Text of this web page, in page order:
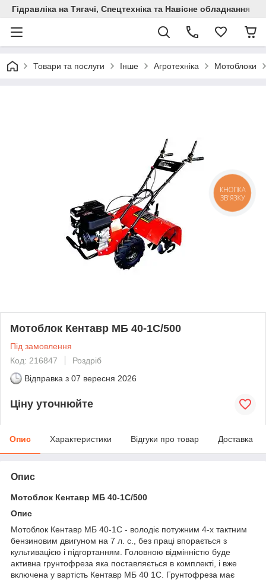
Гідравліка на Тягачі, Спецтехніка та Навісне обладнання
Товари та послуги Інше Агротехніка Мотоблоки
Мотоблок Кентавр МБ 40-1С/500
Під замовлення
Код: 216847
Роздріб
Відправка з 07 вересня 2026
Ціну уточнюйте
Опис Характеристики Відгуки про товар Доставка
Опис
Мотоблок Кентавр МБ 40-1С/500
Опис
Мотоблок Кентавр МБ 40-1С - володіє потужним 4-х тактним
бензиновим двигуном на 7 л. с., без праці впорається з
культивацією і підгортанням. Головною відмінністю буде
активна грунтофреза яка поставляється в комплекті, і вже
включена у вартість Кентавр МБ 40 1С. Грунтофреза має
КНОПКА
ЗВ'ЯЗКУ